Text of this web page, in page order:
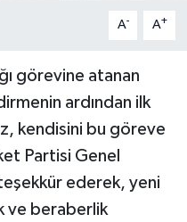
A- A+
görevine atanan
ardından ilk
kendisini bu göreve
Partisi Genel
ederek, yeni
ve beraberlik